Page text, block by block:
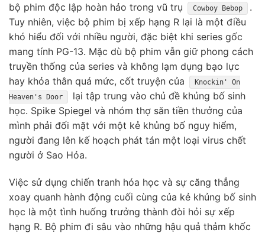
bộ phim độc lập hoàn hảo trong vũ trụ
Cowboy Bebop
.
Tuy nhiên, việc bộ phim bị xếp hạng R lại là một điều
khó hiểu đối với nhiều người, đặc biệt khi series gốc
mang tính PG-13. Mặc dù bộ phim vẫn giữ phong cách
truyền thống của series và không lạm dụng bạo lực
hay khỏa thân quá mức, cốt truyện của
Knockin' On
Heaven's Door
lại tập trung vào chủ đề khủng bố sinh
học. Spike Spiegel và nhóm thợ săn tiền thưởng của
mình phải đối mặt với một kẻ khủng bố nguy hiểm,
người đang lên kế hoạch phát tán một loại virus chết
người ở Sao Hỏa.
Việc sử dụng chiến tranh hóa học và sự căng thẳng
xoay quanh hành động cuối cùng của kẻ khủng bố sinh
học là một tình huống trưởng thành đòi hỏi sự xếp
hạng R. Bộ phim đi sâu vào những hậu quả thảm khốc